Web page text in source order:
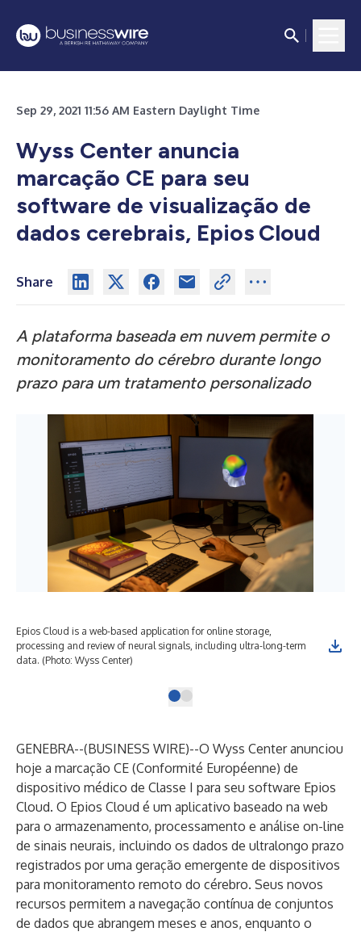
Sep 29, 2021 11:56 AM Eastern Daylight Time
Wyss Center anuncia
marcação CE para seu
software de visualização de
dados cerebrais, Epios Cloud
Share
A plataforma baseada em nuvem permite o
monitoramento do cérebro durante longo
prazo para um tratamento personalizado
Epios Cloud is a web-based application for online storage,
processing and review of neural signals, including ultra-long-term
data. (Photo: Wyss Center)
GENEBRA--(BUSINESS WIRE)--O Wyss Center anunciou
hoje a marcação CE (Conformité Européenne) de
dispositivo médico de Classe I para seu software Epios
Cloud. O Epios Cloud é um aplicativo baseado na web
para o armazenamento, processamento e análise on-line
de sinais neurais, incluindo os dados de ultralongo prazo
registrados por uma geração emergente de dispositivos
para monitoramento remoto do cérebro. Seus novos
recursos permitem a navegação contínua de conjuntos
de dados que abrangem meses e anos, enquanto o